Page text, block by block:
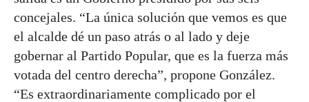
concejales. “La única solución que vemos es que
el alcalde dé un paso atrás o al lado y deje
gobernar al Partido Popular, que es la fuerza más
votada del centro derecha”, propone González.
“Es extraordinariamente complicado por el